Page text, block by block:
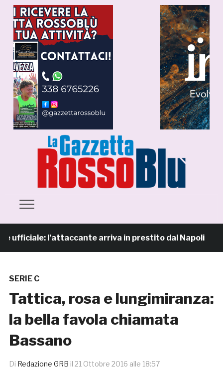
l’attaccante arriva in prestito dal Napoli
SERIE C
Tattica, rosa e lungimiranza:
la bella favola chiamata
Bassano
Di Redazione GRB il 21 Ottobre 2016 alle 18:57